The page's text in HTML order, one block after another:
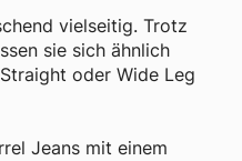
vielseitig. Trotz
sie sich ähnlich
oder Wide Leg
Jeans mit einem